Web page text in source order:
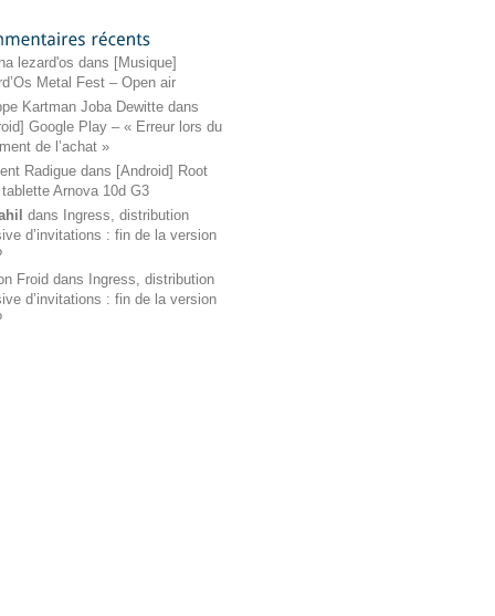
lezard'os dans [Musique]
Metal Fest – Open air
Kartman Joba Dewitte dans
Google Play – « Erreur lors du
de l’achat »
Radigue dans [Android] Root
Arnova 10d G3
dans Ingress, distribution
d’invitations : fin de la version
Froid dans Ingress, distribution
d’invitations : fin de la version